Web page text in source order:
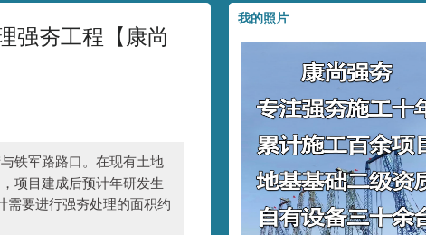
强夯工程【康尚
铁军路路口。在现有土地
项目建成后预计年研发生
需要进行强夯处理的面积约
我的照片